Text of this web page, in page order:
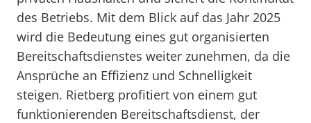
des Betriebs. Mit dem Blick auf das Jahr 2025
wird die Bedeutung eines gut organisierten
Bereitschaftsdienstes weiter zunehmen, da die
Ansprüche an Effizienz und Schnelligkeit
steigen. Rietberg profitiert von einem gut
funktionierenden Bereitschaftsdienst, der